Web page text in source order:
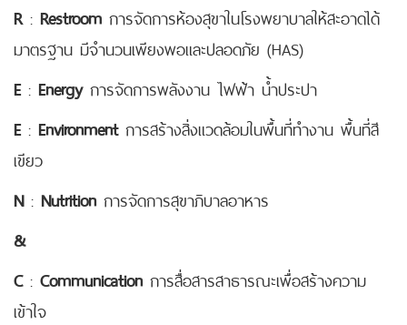
R: Restroom การจัดการห้องสุขาในโรงพยาบาลให้สะอาดได้
มาตรฐาน มีจำนวนเพียงพอและปลอดภัย (HAS)
E: Energyการจัดการพลังงาน ไฟฟ้า น้ำประปา
E: Environmentการสร้างสิ่งแวดล้อมในพื้นที่ทำงาน พื้นที่สี
เขียว
N: Nutrition การจัดการสุขาภิบาลอาหาร
&
C: Communication การสื่อสารสาธารณะเพื่อสร้างความ
เข้าใจ